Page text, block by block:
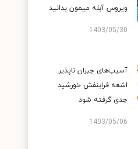
ویروس آبله میمون بدانید
1403/05/30
آسیب‌های جبران ناپذیر
اشعه فرابنفش خورشید
جدی گرفته شود
1403/05/06